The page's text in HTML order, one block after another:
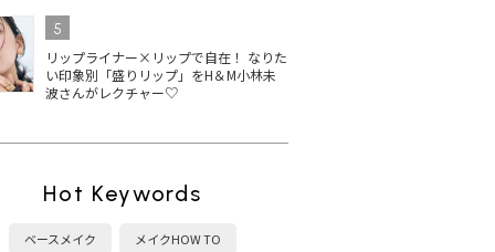
5
リップライナー×リップで自在！ なりた
い印象別「盛りリップ」をH＆M小林未
波さんがレクチャー♡
Hot Keywords
ベースメイク メイクHOW TO